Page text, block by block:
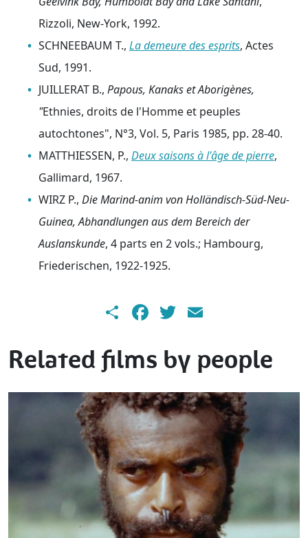
Rizzoli, New-York, 1992.
SCHNEEBAUM T., La demeure des esprits, Actes
Sud, 1991.
JUILLERAT B., Papous, Kanaks et Aborigènes,
"Ethnies, droits de l'Homme et peuples
autochtones", N°3, Vol. 5, Paris 1985, pp. 28-40.
MATTHIESSEN, P., Deux saisons à l'âge de pierre,
Gallimard, 1967.
WIRZ P., Die Marind-anim von Holländisch-Süd-Neu-
Guinea, Abhandlungen aus dem Bereich der
Auslanskunde, 4 parts en 2 vols.; Hambourg,
Friederischen, 1922-1925.
ShareFacebook
Twitter
Related films by people